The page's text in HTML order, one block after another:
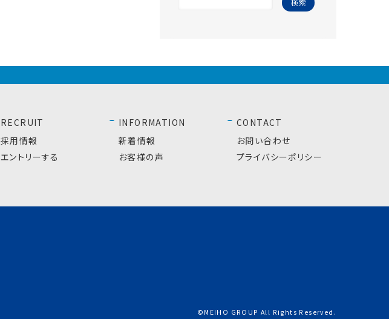
RECRUIT
採用情報
エントリーする
INFORMATION
新着情報
お客様の声
CONTACT
お問い合わせ
プライバシーポリシー
©MEIHO GROUP All Rights Reserved.